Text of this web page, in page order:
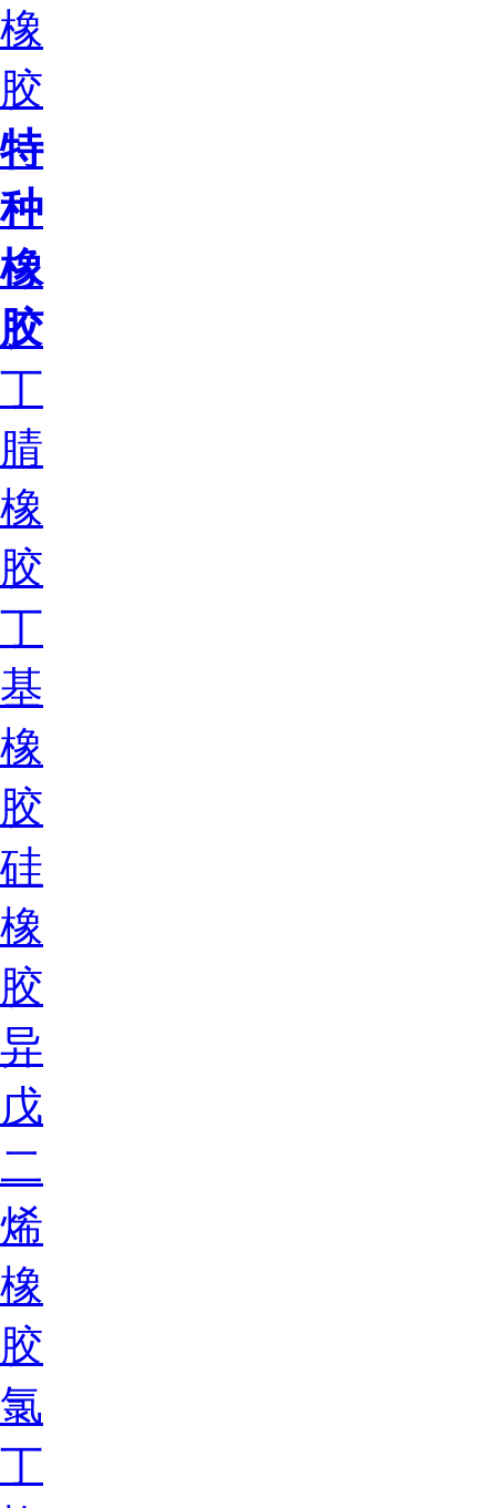
橡
胶
特
种
橡
胶
丁
腈
橡
胶
丁
基
橡
胶
硅
橡
胶
异
戊
二
烯
橡
胶
氯
丁